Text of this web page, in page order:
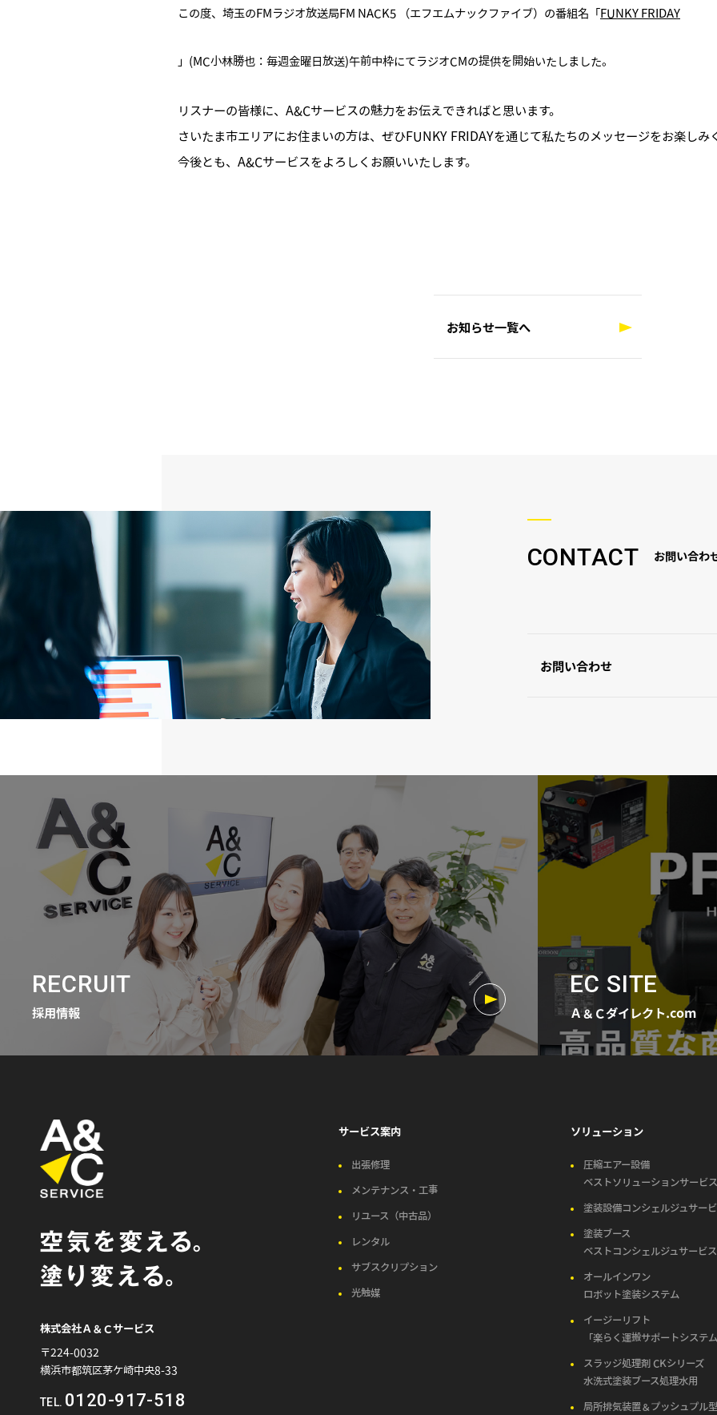
この度、埼玉のFMラジオ放送局FM NACK5 （エフエムナックファイブ）の番組名「 FUNKY FRIDAY
」(MC小林勝也：毎週金曜日放送)午前中枠にてラジオCMの提供を開始いたしました。
リスナーの皆様に、A&Cサービスの魅力をお伝えできればと思います。
さいたま市エリアにお住まいの方は、ぜひFUNKY FRIDAYを通じて私たちのメッセージをお楽しみ
今後とも、A&Cサービスをよろしくお願いいたします。
お知らせ一覧へ
CONTACT お問い合わ
お問い合わせ
RECRUIT
採用情報
EC SITE
Ａ＆Ｃダイレクト.com
株式会社Ａ＆Ｃサービス
〒224-0032
横浜市都筑区茅ケ崎中央8-33
TEL. 0120-917-518
サービス案内
出張修理
メンテナンス・工事
リユース（中古品）
レンタル
サブスクリプション
光触媒
ソリューション
圧縮エアー設備
ベストソリューションサービス
塗装設備コンシェルジュサー
塗装ブース
ベストコンシェルジュサービス
オールインワン
ロボット塗装システム
イージーリフト
「楽らく運搬サポートシステム
スラッジ処理剤 CKシリーズ
水洗式塗装ブース処理水用
局所排気装置＆プッシュプル型